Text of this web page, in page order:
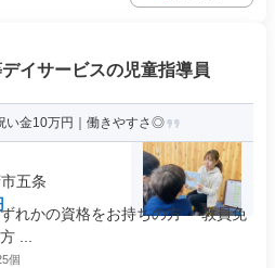
イサービスの児童指導員
い金10万円｜働きやすさ◎
五条
れかの資格をお持ちの方 ・教員免
...
個